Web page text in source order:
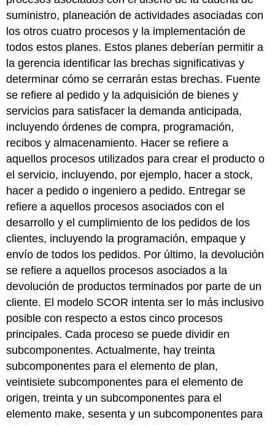
suministro, planeación de actividades asociadas con
los otros cuatro procesos y la implementación de
todos estos planes. Estos planes deberían permitir a
la gerencia identificar las brechas significativas y
determinar cómo se cerrarán estas brechas. Fuente
se refiere al pedido y la adquisición de bienes y
servicios para satisfacer la demanda anticipada,
incluyendo órdenes de compra, programación,
recibos y almacenamiento. Hacer se refiere a
aquellos procesos utilizados para crear el producto o
el servicio, incluyendo, por ejemplo, hacer a stock,
hacer a pedido o ingeniero a pedido. Entregar se
refiere a aquellos procesos asociados con el
desarrollo y el cumplimiento de los pedidos de los
clientes, incluyendo la programación, empaque y
envío de todos los pedidos. Por último, la devolución
se refiere a aquellos procesos asociados a la
devolución de productos terminados por parte de un
cliente. El modelo SCOR intenta ser lo más inclusivo
posible con respecto a estos cinco procesos
principales. Cada proceso se puede dividir en
subcomponentes. Actualmente, hay treinta
subcomponentes para el elemento de plan,
veintisiete subcomponentes para el elemento de
origen, treinta y un subcomponentes para el
elemento make, sesenta y un subcomponentes para